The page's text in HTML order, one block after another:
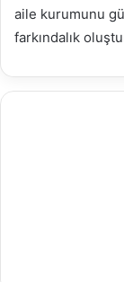
aile kurumunu
farkındalık